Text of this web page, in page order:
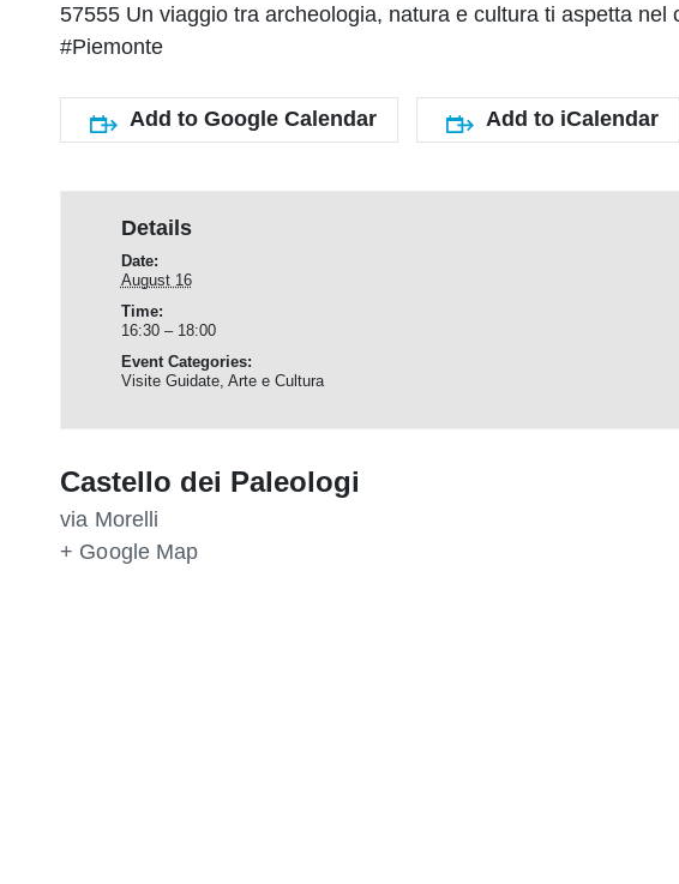
57555 Un viaggio tra archeologia, natura e cultura ti aspetta
#Piemonte
Add to Google Calendar Add to iCalendar
Details
Date:
August 16
Time:
16:30 – 18:00
Event Categories:
Visite Guidate, Arte e Cultura
Castello dei Paleologi
via Morelli
+ Google Map